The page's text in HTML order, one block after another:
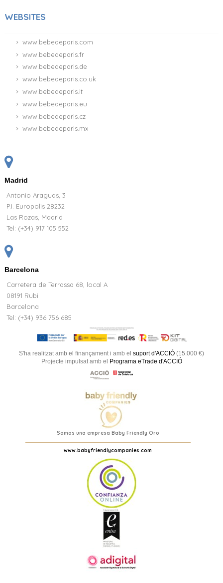
WEBSITES
www.bebedeparis.com
www.bebedeparis.fr
www.bebedeparis.de
www.bebedeparis.co.uk
www.bebedeparis.it
www.bebedeparis.eu
www.bebedeparis.cz
www.bebedeparis.mx
Madrid
Antonio Araguas, 3
P.I. Europolis 28232
Las Rozas, Madrid
Tel: (+34) 917 105 552
Barcelona
Carretera de Terrassa 68, local A
08191 Rubi
Barcelona
Tel: (+34) 936 756 685
S'ha realitzat amb el finançament i amb el suport d'ACCIÓ (15.000 €)
Projecte impulsat amb el Programa eTrade d'ACCIÓ
Somos una empresa Baby Friendly Oro
www.babyfriendlycompanies.com